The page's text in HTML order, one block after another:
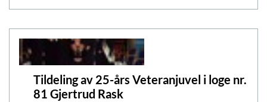
Tildeling av 25-års Veteranjuvel i loge nr.
81 Gjertrud Rask